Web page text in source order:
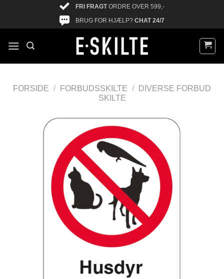
FRI FRAGTORDRE OVER 599,-
BRUG FOR HJÆLP? CHAT 24/7
FORSIDE / FORBUDSSKILTE /
DIVERSE FORBUD
SKILTE